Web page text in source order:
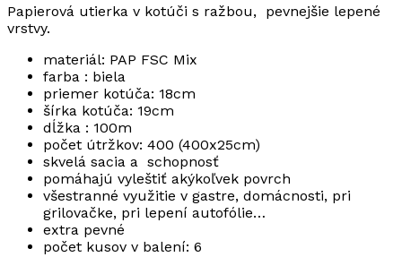
100m,
400útžkov
kotúčov
Papierová utierka v kotúči s ražbou, pevnejšie lepené
vrstvy.
materiál: PAP FSC Mix
farba : biela
priemer kotúča: 18cm
šírka kotúča: 19cm
dĺžka : 100m
počet útržkov: 400 (400x25cm)
skvelá sacia a schopnosť
pomáhajú vyleštiť akýkoľvek povrch
všestranné využitie v gastre, domácnosti, pri
grilovačke, pri lepení autofólie…
extra pevné
počet kusov v balení: 6